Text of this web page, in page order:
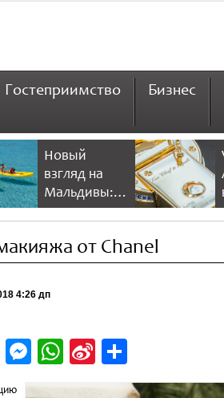
Гостеприимство Бизнес
Новый
взгляд на
Мальдивы:
NH Collection
Reethi Resort
от Chanel
4:26 дп
Messenger
WhatsApp
Sina
Weibo